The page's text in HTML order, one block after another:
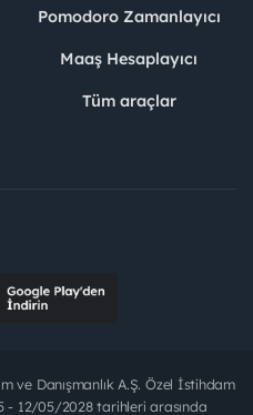
Pomodoro Zamanlayıcı
Maaş Hesaplayıcı
Tüm araçlar
ve Danışmanlık A.Ş. Özel İstihdam
- 12/05/2028 tarihleri arasında